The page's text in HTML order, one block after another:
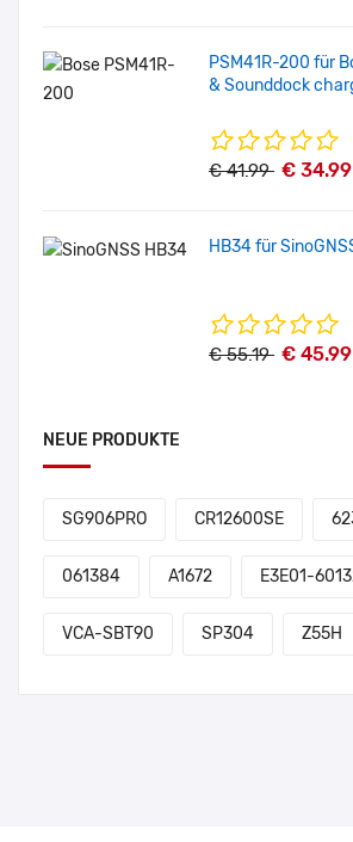
PSM41R-200 für
& Sounddock
€ 41.99 € 34.99
HB34 für
€ 55.19 € 45.99
NEUE PRODUKTE
SG906PRO CR12600SE
061384 A1672 E3E01-
VCA-SBT90 SP304 Z55H